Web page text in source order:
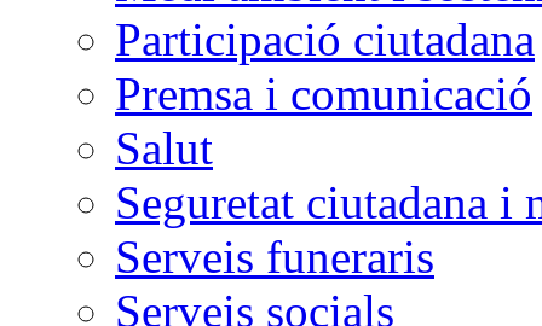
Participació ciutadana
Premsa i comunicació
Salut
Seguretat ciutadana i
Serveis funeraris
Serveis socials